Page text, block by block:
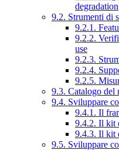
degradation
9.2. Strumenti di
9.2.1.
9.2.2.
use
9.2.3.
9.2.4.
9.2.5.
9.3. Catalogo del
9.4. Sviluppare
9.4.1. Il
9.4.2. Il kit
9.4.3. Il kit
9.5. Sviluppare